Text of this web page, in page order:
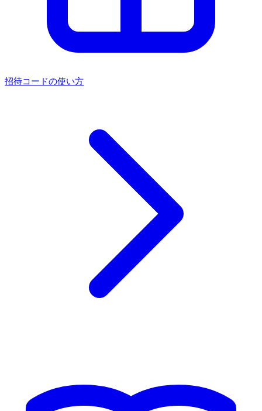
招待コードの使い方